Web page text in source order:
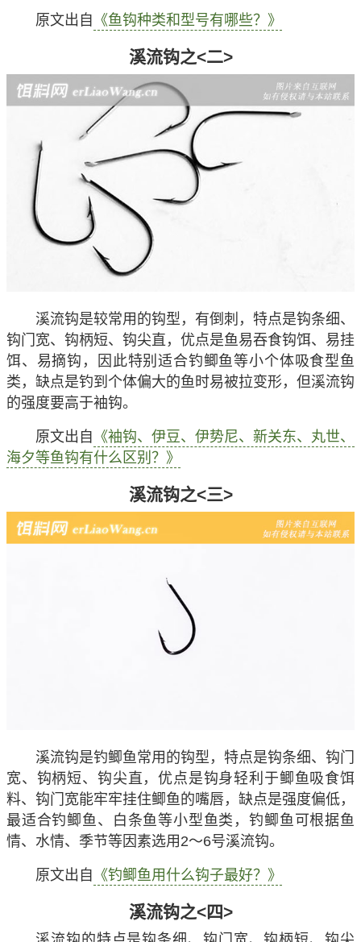
原文出自 《鱼钩种类和型号有哪些？》
溪流钩之<二>
溪流钩是较常用的钩型，有倒刺，特点是钩条细、
钩门宽、钩柄短、钩尖直，优点是鱼易吞食钩饵、易挂
饵、易摘钩，因此特别适合钓鲫鱼等小个体吸食型鱼
类，缺点是钓到个体偏大的鱼时易被拉变形，但溪流钩
的强度要高于袖钩。
原文出自
《袖钩、伊豆、伊势尼、新关东、丸世、
海夕等鱼钩有什么区别？》
溪流钩之<三>
溪流钩是钓鲫鱼常用的钩型，特点是钩条细、钩门
宽、钩柄短、钩尖直，优点是钩身轻利于鲫鱼吸食饵
料、钩门宽能牢牢挂住鲫鱼的嘴唇，缺点是强度偏低，
最适合钓鲫鱼、白条鱼等小型鱼类，钓鲫鱼可根据鱼
情、水情、季节等因素选用2～6号溪流钩。
原文出自 《钓鲫鱼用什么钩子最好？》
溪流钩之<四>